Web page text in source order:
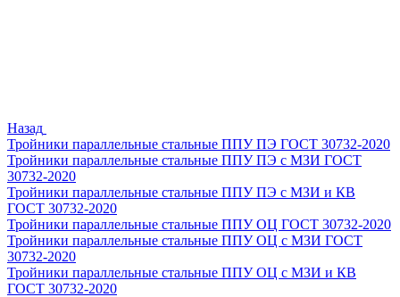
Назад
Тройники параллельные стальные ППУ ПЭ ГОСТ 30732-2020
Тройники параллельные стальные ППУ ПЭ с МЗИ ГОСТ
30732-2020
Тройники параллельные стальные ППУ ПЭ с МЗИ и КВ
ГОСТ 30732-2020
Тройники параллельные стальные ППУ ОЦ ГОСТ 30732-2020
Тройники параллельные стальные ППУ ОЦ с МЗИ ГОСТ
30732-2020
Тройники параллельные стальные ППУ ОЦ с МЗИ и КВ
ГОСТ 30732-2020